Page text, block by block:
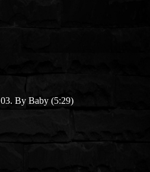
03. By Baby (5:29)